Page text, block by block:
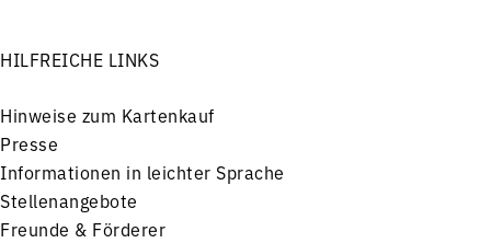
HILFREICHE LINKS
Hinweise zum Kartenkauf
Presse
Informationen in leichter Sprache
Stellenangebote
Freunde & Förderer